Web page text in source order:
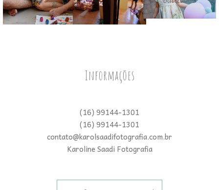
Informações
(16) 99144-1301
(16) 99144-1301
contato@karolsaadifotografia.com.br
Karoline Saadi Fotografia